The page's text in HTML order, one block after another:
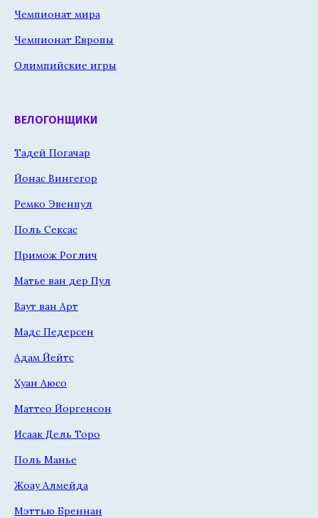
Чемпионат мира
Чемпионат Европы
Олимпийские игры
ВЕЛОГОНЩИКИ
Тадей Погачар
Йонас Вингегор
Ремко Эвенпул
Поль Сексас
Примож Роглич
Матье ван дер Пул
Ваут ван Арт
Мадс Педерсен
Адам Йейтс
Хуан Аюсо
Маттео Йоргенсон
Исаак Дель Торо
Поль Манье
Жоау Алмейда
Мэттью Бреннан